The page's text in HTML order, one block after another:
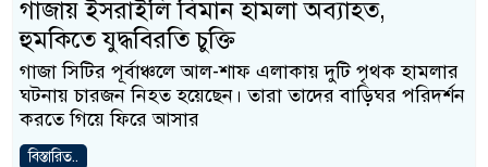
গাজায় ইসরাইলি বিমান হামলা অব্যাহত,
হুমকিতে যুদ্ধবিরতি চুক্তি
গাজা সিটির পূর্বাঞ্চলে আল-শাফ এলাকায় দুটি পৃথক হামলার
ঘটনায় চারজন নিহত হয়েছেন। তারা তাদের বাড়িঘর পরিদর্শন
করতে গিয়ে ফিরে আসার
বিস্তারিত..